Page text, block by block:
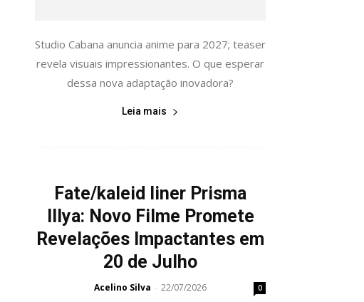
Studio Cabana anuncia anime para 2027; teaser
revela visuais impressionantes. O que esperar
dessa nova adaptação inovadora?
Leia mais
Fate/kaleid liner Prisma
Illya: Novo Filme Promete
Revelações Impactantes em
20 de Julho
Acelino Silva - 22/07/2026 0